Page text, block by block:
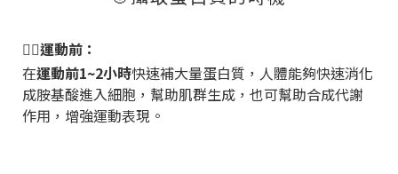
🚶‍♂️運動前：
在運動前1~2小時快速補大量蛋白質，人體能夠快速消化
成胺基酸進入細胞，幫助肌群生成，也可幫助合成代謝
作用，增強運動表現。